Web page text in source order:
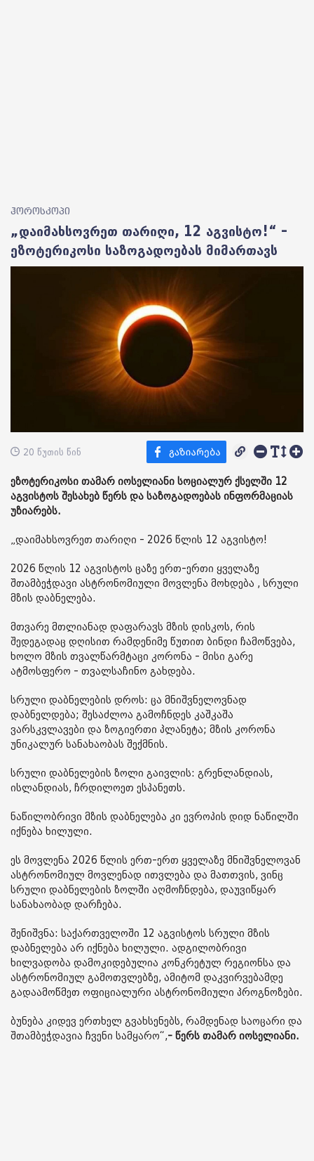
ჰოროსკოპი
„დაიმახსოვრეთ თარიღი, 12 აგვისტო!“ –
ეზოტერიკოსი საზოგადოებას მიმართავს
20 წუთის წინ
ეზოტერიკოსი თამარ იოსელიანი სოციალურ ქსელში 12
აგვისტოს შესახებ წერს და საზოგადოებას ინფორმაციას
უზიარებს.
„დაიმახსოვრეთ თარიღი - 2026 წლის 12 აგვისტო!
2026 წლის 12 აგვისტოს ცაზე ერთ-ერთი ყველაზე
შთამბეჭდავი ასტრონომიული მოვლენა მოხდება , სრული
მზის დაბნელება.
მთვარე მთლიანად დაფარავს მზის დისკოს, რის
შედეგადაც დღისით რამდენიმე წუთით ბინდი ჩამოწვება,
ხოლო მზის თვალწარმტაცი კორონა - მისი გარე
ატმოსფერო - თვალსაჩინო გახდება.
სრული დაბნელების დროს: ცა მნიშვნელოვნად
დაბნელდება; შესაძლოა გამოჩნდეს კაშკაშა
ვარსკვლავები და ზოგიერთი პლანეტა; მზის კორონა
უნიკალურ სანახაობას შექმნის.
სრული დაბნელების ზოლი გაივლის: გრენლანდიას,
ისლანდიას, ჩრდილოეთ ესპანეთს.
ნაწილობრივი მზის დაბნელება კი ევროპის დიდ ნაწილში
იქნება ხილული.
ეს მოვლენა 2026 წლის ერთ-ერთ ყველაზე მნიშვნელოვან
ასტრონომიულ მოვლენად ითვლება და მათთვის, ვინც
სრული დაბნელების ზოლში აღმოჩნდება, დაუვიწყარ
სანახაობად დარჩება.
შენიშვნა: საქართველოში 12 აგვისტოს სრული მზის
დაბნელება არ იქნება ხილული. ადგილობრივი
ხილვადობა დამოკიდებულია კონკრეტულ რეგიონსა და
ასტრონომიულ გამოთვლებზე, ამიტომ დაკვირვებამდე
გადაამოწმეთ ოფიციალური ასტრონომიული პროგნოზები.
ბუნება კიდევ ერთხელ გვახსენებს, რამდენად საოცარი და
შთამბეჭდავია ჩვენი სამყარო“,- წერს თამარ იოსელიანი.